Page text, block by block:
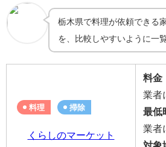
栃木県で料理が依頼できる
を、比較しやすいように一
料理 掃除
くらしのマーケット
料金
業者
最低
業者